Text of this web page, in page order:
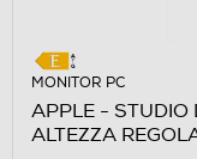
MONITOR PC
APPLE - STUDIO
ALTEZZA